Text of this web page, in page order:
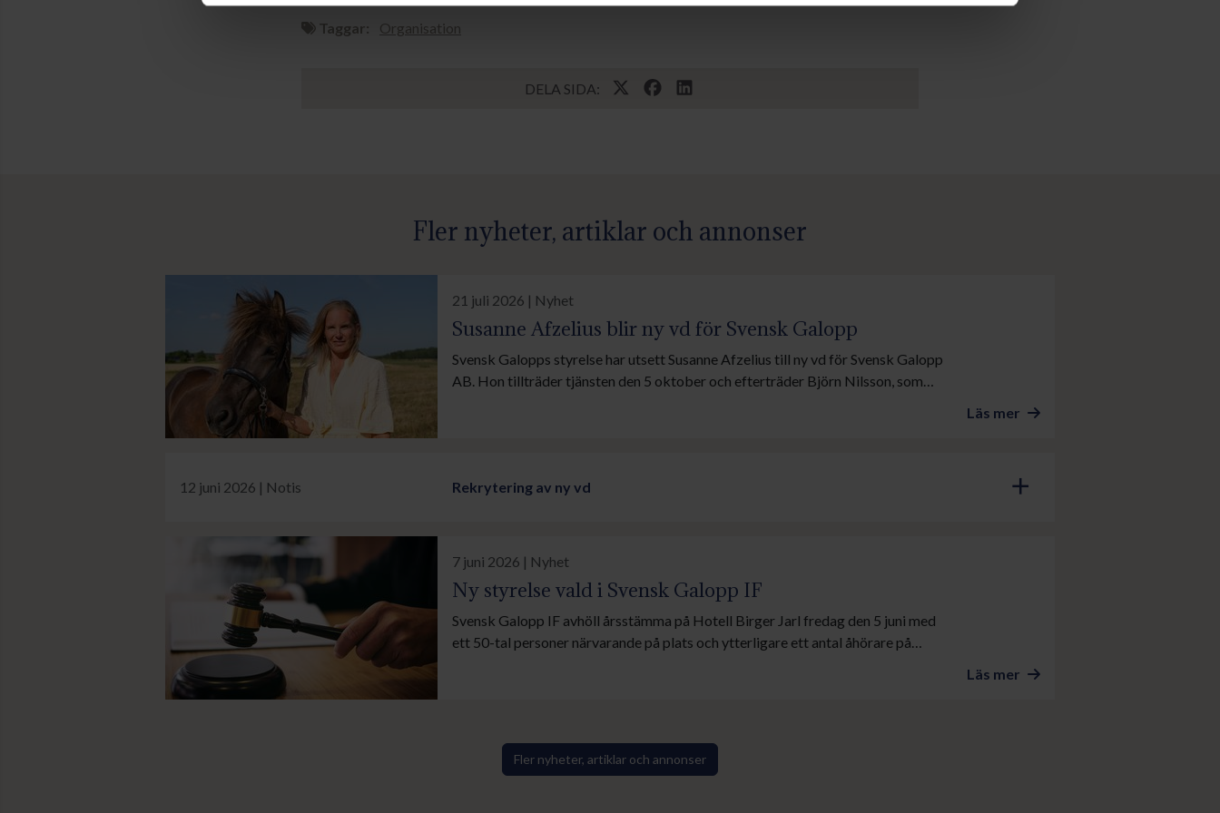
Taggar: Organisation
DELA SIDA:
Fler nyheter, artiklar och annonser
21 juli 2026 | Nyhet
Susanne Afzelius blir ny vd för Svensk Galopp
Svensk Galopps styrelse har utsett Susanne Afzelius till ny vd för Svensk Galopp
AB. Hon tillträder tjänsten den 5 oktober och efterträder Björn Nilsson, som
Läs mer
12 juni 2026 | Notis Rekrytering av ny vd add
7 juni 2026 | Nyhet
Ny styrelse vald i Svensk Galopp IF
Svensk Galopp IF avhöll årsstämma på Hotell Birger Jarl fredag den 5 juni med
ett 50-tal personer närvarande på plats och ytterligare ett antal åhörare på
Läs mer
Fler nyheter, artiklar och annonser